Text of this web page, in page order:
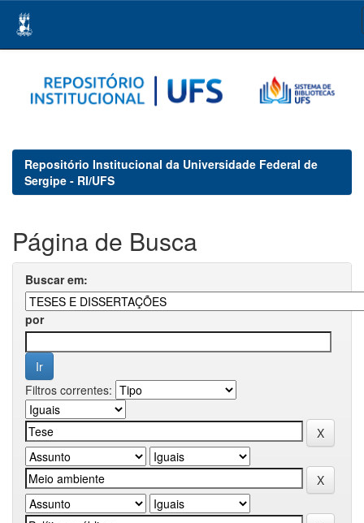
navigation
Repositório Institucional da Universidade Federal de
Sergipe - RI/UFS
Página de Busca
Buscar em:
por
Filtros correntes: